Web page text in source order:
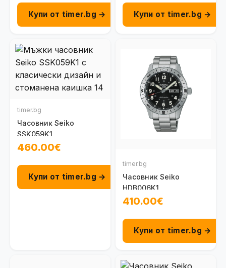
Купи от timer.bg → Купи от timer.bg →
timer.bg
Часовник Seiko
SSK059K1
460.00€
Купи от timer.bg →
timer.bg
Часовник Seiko
HDB006K1
410.00€
Купи от timer.bg →